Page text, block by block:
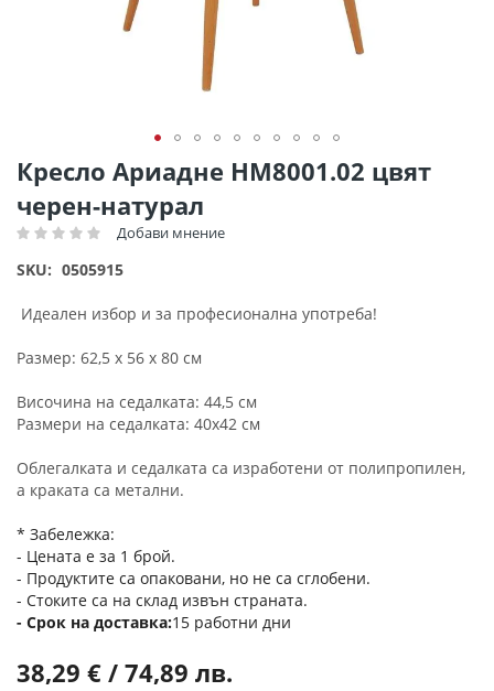
Кресло Ариадне HM8001.02 цвят
черен-натурал
Рейтинг: Добави мнение
SKU 0505915
Идеален избор и за професионална употреба!
Размер: 62,5 x 56 x 80 см
Височина на седалката: 44,5 см
Размери на седалката: 40x42 см
Облегалката и седалката са изработени от полипропилен,
а краката са метални.
* Забележка:
- Цената е за 1 брой.
- Продуктите са опаковани, но не са сглобени.
- Стоките са на склад извън страната.
Срок на доставка 15 работни дни
38,29 € / 74,89 лв.
Преминете
към
началото
на
със